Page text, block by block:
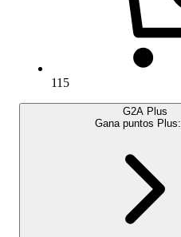
115
G2A Plus
Gana puntos Plus: